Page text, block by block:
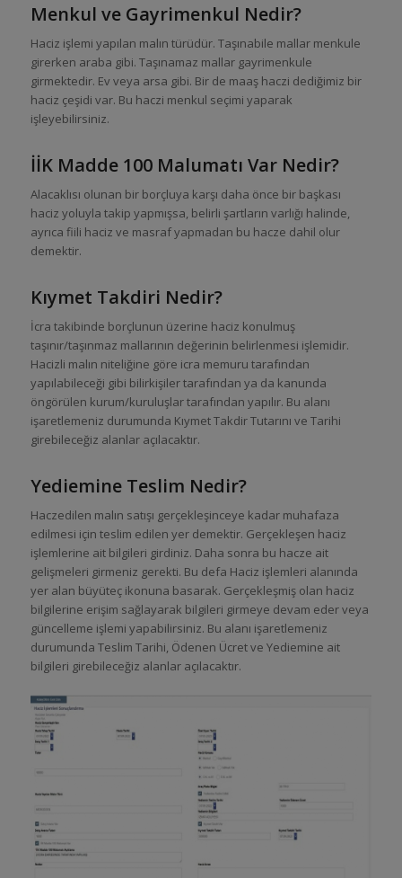
Menkul ve Gayrimenkul Nedir?
Haciz işlemi yapılan malın türüdür. Taşınabile mallar menkule
girerken araba gibi. Taşınamaz mallar gayrimenkule
girmektedir. Ev veya arsa gibi. Bir de maaş haczi dediğimiz bir
haciz çeşidi var. Bu haczi menkul seçimi yaparak
işleyebilirsiniz.
İİK Madde 100 Malumatı Var Nedir?
Alacaklısı olunan bir borçluya karşı daha önce bir başkası
haciz yoluyla takip yapmışsa, belirli şartların varlığı halinde,
ayrıca fiili haciz ve masraf yapmadan bu hacze dahil olur
demektir.
Kıymet Takdiri Nedir?
İcra takibinde borçlunun üzerine haciz konulmuş
taşınır/taşınmaz mallarının değerinin belirlenmesi işlemidir.
Hacizli malın niteliğine göre icra memuru tarafından
yapılabileceği gibi bilirkişiler tarafından ya da kanunda
öngörülen kurum/kuruluşlar tarafından yapılır. Bu alanı
işaretlemeniz durumunda Kıymet Takdir Tutarını ve Tarihi
girebileceğiz alanlar açılacaktır.
Yediemine Teslim Nedir?
Haczedilen malın satışı gerçekleşinceye kadar muhafaza
edilmesi için teslim edilen yer demektir. Gerçekleşen haciz
işlemlerine ait bilgileri girdiniz. Daha sonra bu hacze ait
gelişmeleri girmeniz gerekti. Bu defa Haciz işlemleri alanında
yer alan büyüteç ikonuna basarak. Gerçekleşmiş olan haciz
bilgilerine erişim sağlayarak bilgileri girmeye devam eder veya
güncelleme işlemi yapabilirsiniz. Bu alanı işaretlemeniz
durumunda Teslim Tarihi, Ödenen Ücret ve Yediemine ait
bilgileri girebileceğiz alanlar açılacaktır.